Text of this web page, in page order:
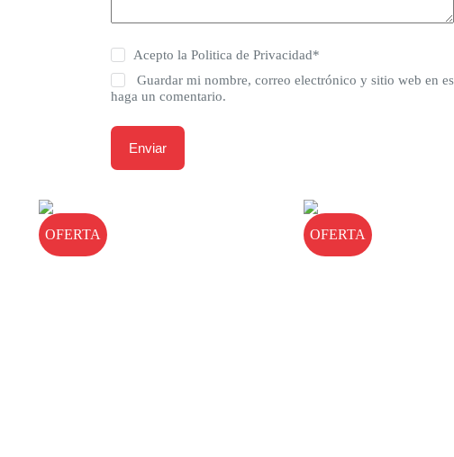
Acepto la Politica de Privacidad*
Guardar mi nombre, correo electrónico y sitio web en
haga un comentario.
Enviar
OFERTA OFERTA